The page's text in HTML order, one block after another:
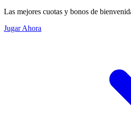
Las mejores cuotas y bonos de
Jugar Ahora